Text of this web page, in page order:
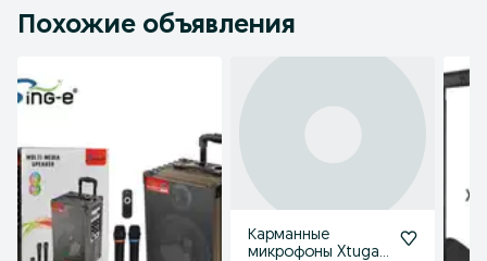
Похожие объявления
Карманные
микрофоны Xtuga